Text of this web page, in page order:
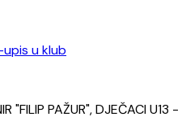
upis u klub
"FILIP PAŽUR", DJEČACI U13 -